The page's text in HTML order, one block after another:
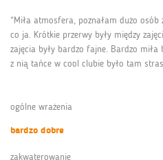
“Miła atmosfera, poznałam dużo
co ja. Krótkie przerwy były między
zajęcia były bardzo fajne. Bardzo
z nią tańce w cool clubie było tam
ogólne wrażenia
bardzo dobre
zakwaterowanie